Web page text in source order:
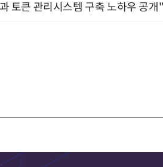
토큰 관리시스템 구축 노하우 공